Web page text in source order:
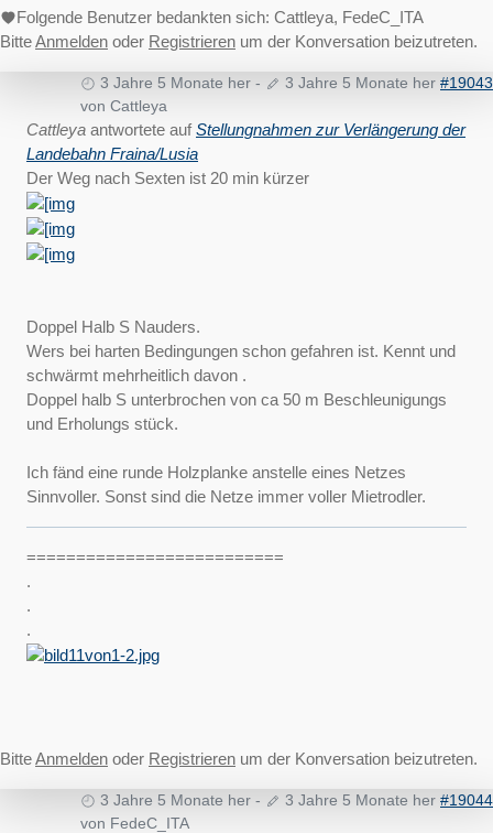
Folgende Benutzer bedankten sich: Cattleya, FedeC_ITA
BitteAnmelden oder Registrieren um der Konversation beizutreten.
3 Jahre 5 Monate her - 3 Jahre 5 Monate her #19043
von Cattleya
Cattleya antwortete aufStellungnahmen zur Verlängerung der
Landebahn Fraina/Lusia
Der Weg nach Sexten ist 20 min kürzer
Doppel Halb S Nauders.
Wers bei harten Bedingungen schon gefahren ist. Kennt und
schwärmt mehrheitlich davon .
Doppel halb S unterbrochen von ca 50 m Beschleunigungs
und Erholungs stück.
Ich fänd eine runde Holzplanke anstelle eines Netzes
Sinnvoller. Sonst sind die Netze immer voller Mietrodler.
==========================
.
.
.
BitteAnmelden oder Registrieren um der Konversation beizutreten.
3 Jahre 5 Monate her - 3 Jahre 5 Monate her #19044
von FedeC_ITA